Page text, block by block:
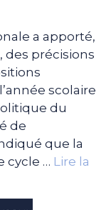
a apporté,
précisions
scolaire
du
de
que la
cycle … Lire la